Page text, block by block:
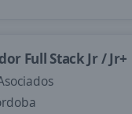
Full Stack Jr / Jr+